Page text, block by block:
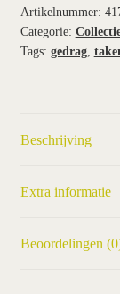
Artikelnummer:
Categorie:
Tags: gedrag,
Beschrijving
Extra informatie
Beoordelingen